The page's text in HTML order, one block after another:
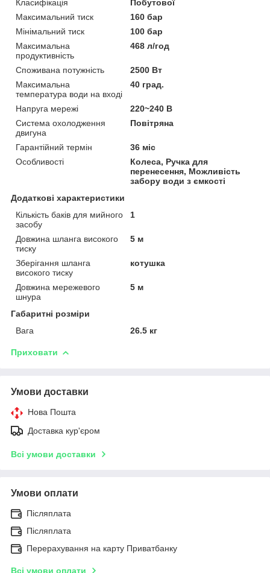
Класифікація
Побутової
Максимальний тиск
160 бар
Мінімальний тиск
100 бар
Максимальна
продуктивність
468 л/год
Споживана потужність
2500 Вт
Максимальна
температура води на вході
40 град.
Напруга мережі
220~240 В
Система охолодження
двигуна
Повітряна
Гарантійний термін
36 міс
Особливості
Колеса, Ручка для
перенесення, Можливість
забору води з ємкості
Додаткові характеристики
Кількість баків для мийного
засобу
1
Довжина шланга високого
тиску
5 м
Зберігання шланга
високого тиску
котушка
Довжина мережевого
шнура
5 м
Габаритні розміри
Вага
26.5 кг
Приховати
Умови доставки
Нова Пошта
Доставка кур'єром
Всі умови доставки
Умови оплати
Післяплата
Післяплата
Перерахування на карту Приватбанку
Всі умови оплати